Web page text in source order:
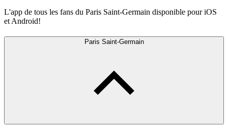
L'app de tous les fans du Paris Saint-Germain disponible pour iOS
et Android!
Paris Saint-Germain